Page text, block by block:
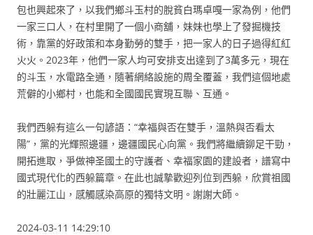
包也興起來了，以我們鄉斗玉村的脫貧白瑪卓嘎一家為例，他們
一家三口人，在村里開了一個小商舖，妹妹也學上了發掘機技
術，靠黨的好政策和本身勤勞的雙手，把一家人的日子過得紅紅
火火。2023年，他們一家人均可安排支出達到了3萬多元，現在
的斗玉，水電路全通，隨著網絡設施的周全覆蓋，我們這個地處
荒僻的小鄉村，也能和全國國民實現互聯、互通。
我們西躲有這么一句諺語：“幸福與否在雙手，溫熱與否看太
陽”，黨的光輝照邊疆，邊疆國民心向黨。我們將繼續鉚足干勁，
開拓進取，爭做神圣國土的守護者、幸福家園的建設者，譜寫中
國式現代化的西躲篇章。在此也誠摯歡迎列位到西躲，欣賞祖國
的壯麗江山，感觸感染高原的獨特文明。謝謝大師。
2024-03-11 14:29:10